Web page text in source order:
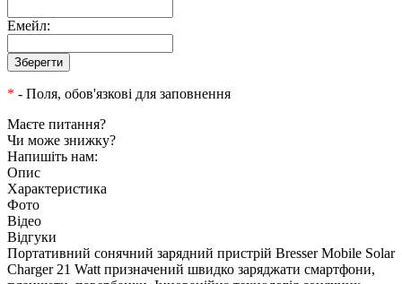
Емейл:
* - Поля, обов'язкові для заповнення
Маєте питання?
Чи може знижку?
Напишіть нам:
Опис
Характеристика
Фото
Відео
Відгуки
Портативний сонячний зарядний пристрій Bresser Mobile Solar
Charger 21 Watt призначений швидко заряджати смартфони,